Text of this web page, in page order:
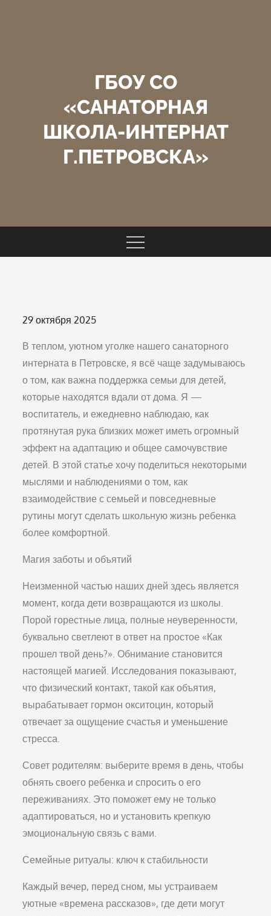
ГБОУ СО
«САНАТОРНАЯ
ШКОЛА-ИНТЕРНАТ
Г.ПЕТРОВСКА»
Опубликовано
29 октября 2025
В теплом, уютном уголке нашего санаторного
интерната в Петровске, я всё чаще задумываюсь
о том, как важна поддержка семьи для детей,
которые находятся вдали от дома. Я —
воспитатель, и ежедневно наблюдаю, как
протянутая рука близких может иметь огромный
эффект на адаптацию и общее самочувствие
детей. В этой статье хочу поделиться некоторыми
мыслями и наблюдениями о том, как
взаимодействие с семьей и повседневные
рутины могут сделать школьную жизнь ребенка
более комфортной.
Магия заботы и объятий
Неизменной частью наших дней здесь является
момент, когда дети возвращаются из школы.
Порой горестные лица, полные неуверенности,
буквально светлеют в ответ на простое «Как
прошел твой день?». Обнимание становится
настоящей магией. Исследования показывают,
что физический контакт, такой как объятия,
вырабатывает гормон окситоцин, который
отвечает за ощущение счастья и уменьшение
стресса.
Совет родителям: выберите время в день, чтобы
обнять своего ребенка и спросить о его
переживаниях. Это поможет ему не только
адаптироваться, но и установить крепкую
эмоциональную связь с вами.
Семейные ритуалы: ключ к стабильности
Каждый вечер, перед сном, мы устраиваем
уютные «времена рассказов», где дети могут